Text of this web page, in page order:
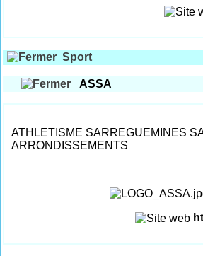
Sport
ASSA
ATHLETISME SARREGUEMINES
ARRONDISSEMENTS